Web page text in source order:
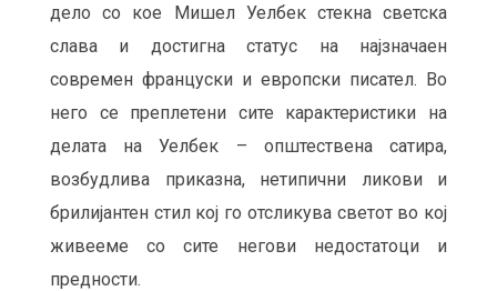
дело со кое Мишел Уелбек стекна светска
слава и достигна статус на најзначаен
современ француски и европски писател. Во
него се преплетени сите карактеристики на
делата на Уелбек – општествена сатира,
возбудлива приказна, нетипични ликови и
брилијантен стил кој го отсликува светот во кој
живееме со сите негови недостатоци и
предности.